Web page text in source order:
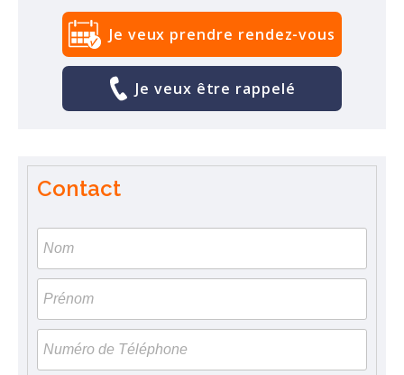
Je veux prendre rendez-vous
Je veux être rappelé
Contact